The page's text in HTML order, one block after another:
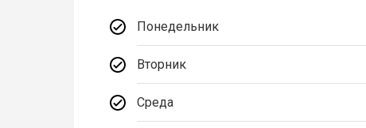
Понедельник
Вторник
Среда